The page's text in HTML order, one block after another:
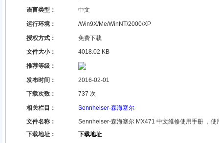
语言类型：
中文
运行环境： /Win9X/Me/WinNT/2000/XP
授权方式：
免费下载
文件大小：
4018.02 KB
推荐等级：
发布时间：
2016-02-01
下载次数：
737 次
相关栏目 ：
Sennheiser-森海塞尔
文件名称 ：
Sennheiser-森海塞尔 MX471 中文维修使用手册 ，使
下载地址：
下载地址